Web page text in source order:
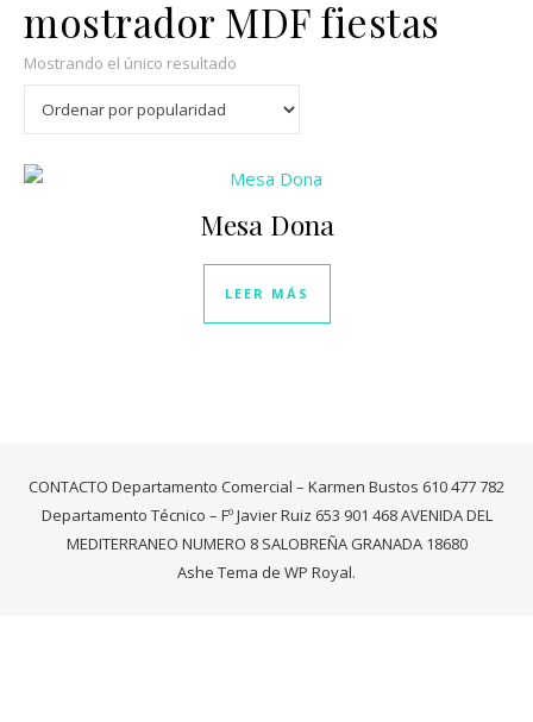
mostrador MDF fiestas
Mostrando el único resultado
Mesa Dona
LEER MÁS
CONTACTO Departamento Comercial – Karmen Bustos 610 477 782
Departamento Técnico – Fº Javier Ruiz 653 901 468 AVENIDA DEL
MEDITERRANEO NUMERO 8 SALOBREÑA GRANADA 18680
Ashe Tema de WP Royal.